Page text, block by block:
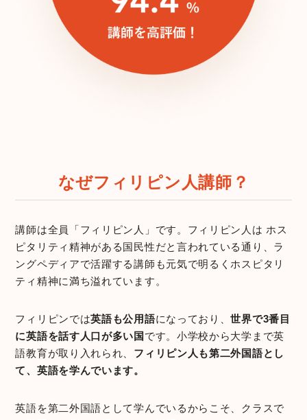
なぜフィリピン人講師？
講師は全員「フィリピン人」です。フィリピン人は ホス
ピタリティ精神がある国民性だと言われている通り、ラ
ングペディアで活躍する講師も元気で明るくホスピタリ
ティ精神に満ち溢れています。
フィリピンでは英語も公用語になっており、世界で3番目
に英語を話す人口が多い国 です。小学校から大学まで英
語教育が取り入れられ、 フィリピン人も第二外国語とし
て、英語を学んでいます。
英語を第二外国語として学んでいるからこそ、クラスで